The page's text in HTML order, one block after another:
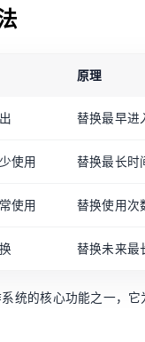
原理
替换最早进
使用 替换最长时
使用 替换使用次
替换未来最
统的核心功能之一，